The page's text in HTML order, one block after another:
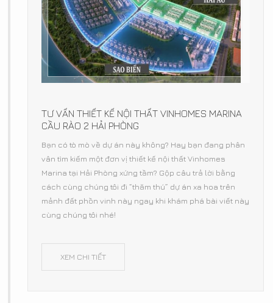
TƯ VẤN THIẾT KẾ NỘI THẤT VINHOMES MARINA
CẦU RÀO 2 HẢI PHÒNG
Bạn có tò mò về dự án này không? Hay bạn đang phân
vân tìm kiếm một đơn vị thiết kế nội thất Vinhomes
Marina tại Hải Phòng xứng tầm? Gộp câu trả lời bằng
cách cùng chúng tôi đi “thăm thú” dự án xa hoa trên
mảnh đất phồn vinh này ngay khi khám phá bài viết này
cùng chúng tôi nhé!
XEM CHI TIẾT